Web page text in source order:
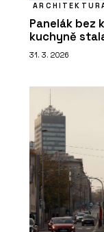
Panelák bez
kuchyně
31. 3. 2026